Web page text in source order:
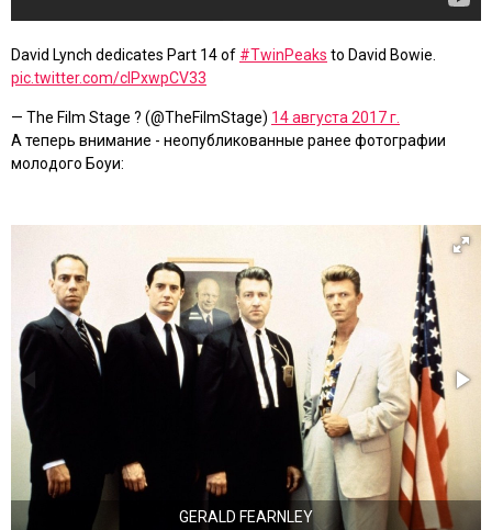
David Lynch dedicates Part 14 of #TwinPeaks to David Bowie.
pic.twitter.com/cIPxwpCV33
— The Film Stage ? (@TheFilmStage) 14 августа 2017 г.
А теперь внимание - неопубликованные ранее фотографии
молодого Боуи:
GERALD FEARNLEY